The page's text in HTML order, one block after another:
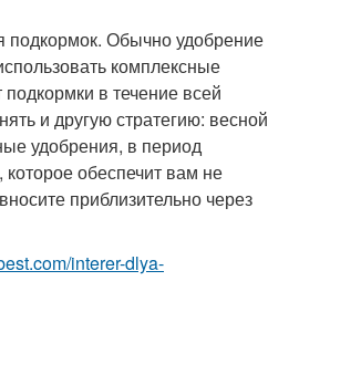
подкормок. Обычно удобрение
комплексные
в течение всей
и другую стратегию: весной
удобрения, в период
обеспечит вам не
приблизительно через
interer-dlya-